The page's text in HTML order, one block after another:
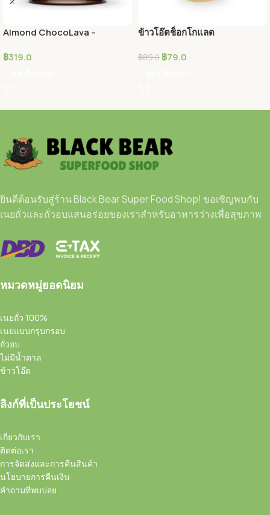
Almond ChocoLava –
฿319.0
ข้าวโอ๊ตช็อกโกแลต
฿89.0 ฿79.0
ยินดีต้อนรับสู่ร้าน Black Bear Super Food Shop! ขอเชิญพบกับ
เนยถั่วและถั่วอบแสนอร่อยของเราสำหรับอาหารว่างเพื่อสุขภาพ
หมวดหมู่ยอดนิยม
เนยถั่ว 100%
เนยแบบกรุบกรอบ
ถั่วอบ
ไม่มีน้ำตาล
ข้าวโอ๊ต
ลิงก์ที่เป็นประโยชน์
เกี่ยวกับเรา
ติดต่อเรา
การจัดส่งและการคืนสินค้า
นโยบายการคืนเงิน
คำถามที่พบบ่อย